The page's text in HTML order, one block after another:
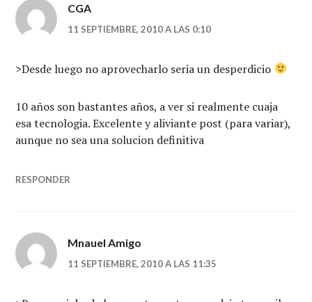
CGA
11 SEPTIEMBRE, 2010 A LAS 0:10
>Desde luego no aprovecharlo seria un desperdicio
10 años son bastantes años, a ver si realmente cuaja
esa tecnologia. Excelente y aliviante post (para variar),
aunque no sea una solucion definitiva
RESPONDER
Mnauel Amigo
11 SEPTIEMBRE, 2010 A LAS 11:35